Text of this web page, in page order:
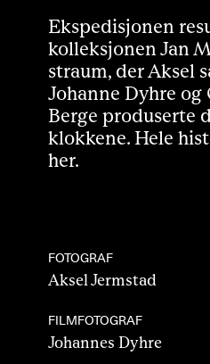
Ekspedisjonen
kolleksjonen Jan
straum, der Aksel
Johanne Dyhre og
Berge produserte
klokkene. Hele
her.
FOTOGRAF
Aksel Jermstad
FILMFOTOGRAF
Johannes Dyhre